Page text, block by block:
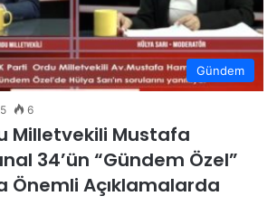
Gündem
6
Milletvekili Mustafa
34’ün “Gündem Özel”
Önemli Açıklamalarda